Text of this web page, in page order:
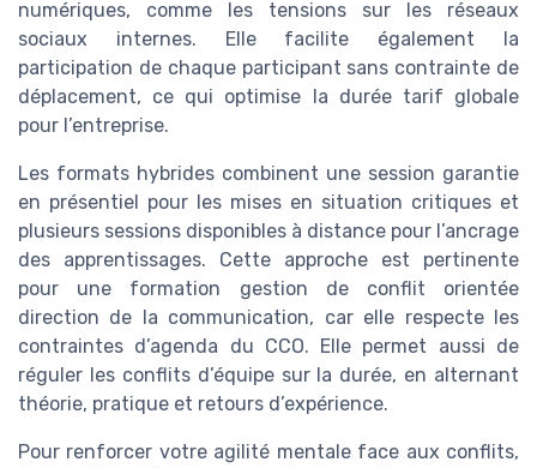
numériques, comme les tensions sur les réseaux
sociaux internes. Elle facilite également la
participation de chaque participant sans contrainte de
déplacement, ce qui optimise la durée tarif globale
pour l’entreprise.
Les formats hybrides combinent une session garantie
en présentiel pour les mises en situation critiques et
plusieurs sessions disponibles à distance pour l’ancrage
des apprentissages. Cette approche est pertinente
pour une formation gestion de conflit orientée
direction de la communication, car elle respecte les
contraintes d’agenda du CCO. Elle permet aussi de
réguler les conflits d’équipe sur la durée, en alternant
théorie, pratique et retours d’expérience.
Pour renforcer votre agilité mentale face aux conflits,